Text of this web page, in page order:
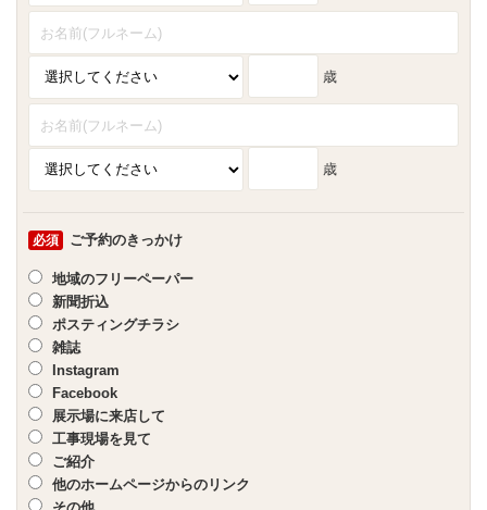
歳
歳
必須 ご予約のきっかけ
地域のフリーペーパー
新聞折込
ポスティングチラシ
雑誌
Instagram
Facebook
展示場に来店して
工事現場を見て
ご紹介
他のホームページからのリンク